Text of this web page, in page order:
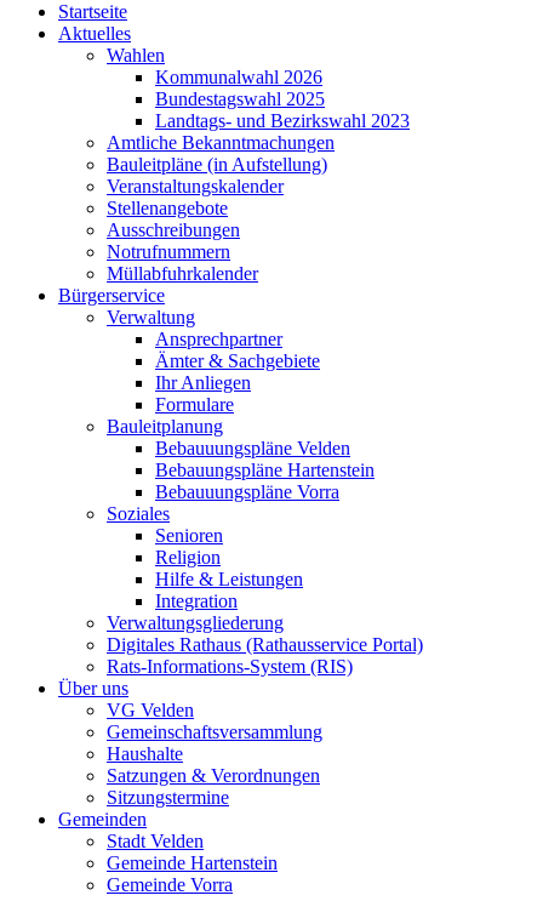
Startseite
Aktuelles
Wahlen
Kommunalwahl 2026
Bundestagswahl 2025
Landtags- und Bezirkswahl 2023
Amtliche Bekanntmachungen
Bauleitpläne (in Aufstellung)
Veranstaltungskalender
Stellenangebote
Ausschreibungen
Notrufnummern
Müllabfuhrkalender
Bürgerservice
Verwaltung
Ansprechpartner
Ämter & Sachgebiete
Ihr Anliegen
Formulare
Bauleitplanung
Bebauuungspläne Velden
Bebauungspläne Hartenstein
Bebauuungspläne Vorra
Soziales
Senioren
Religion
Hilfe & Leistungen
Integration
Verwaltungsgliederung
Digitales Rathaus (Rathausservice Portal)
Rats-Informations-System (RIS)
Über uns
VG Velden
Gemeinschaftsversammlung
Haushalte
Satzungen & Verordnungen
Sitzungstermine
Gemeinden
Stadt Velden
Gemeinde Hartenstein
Gemeinde Vorra